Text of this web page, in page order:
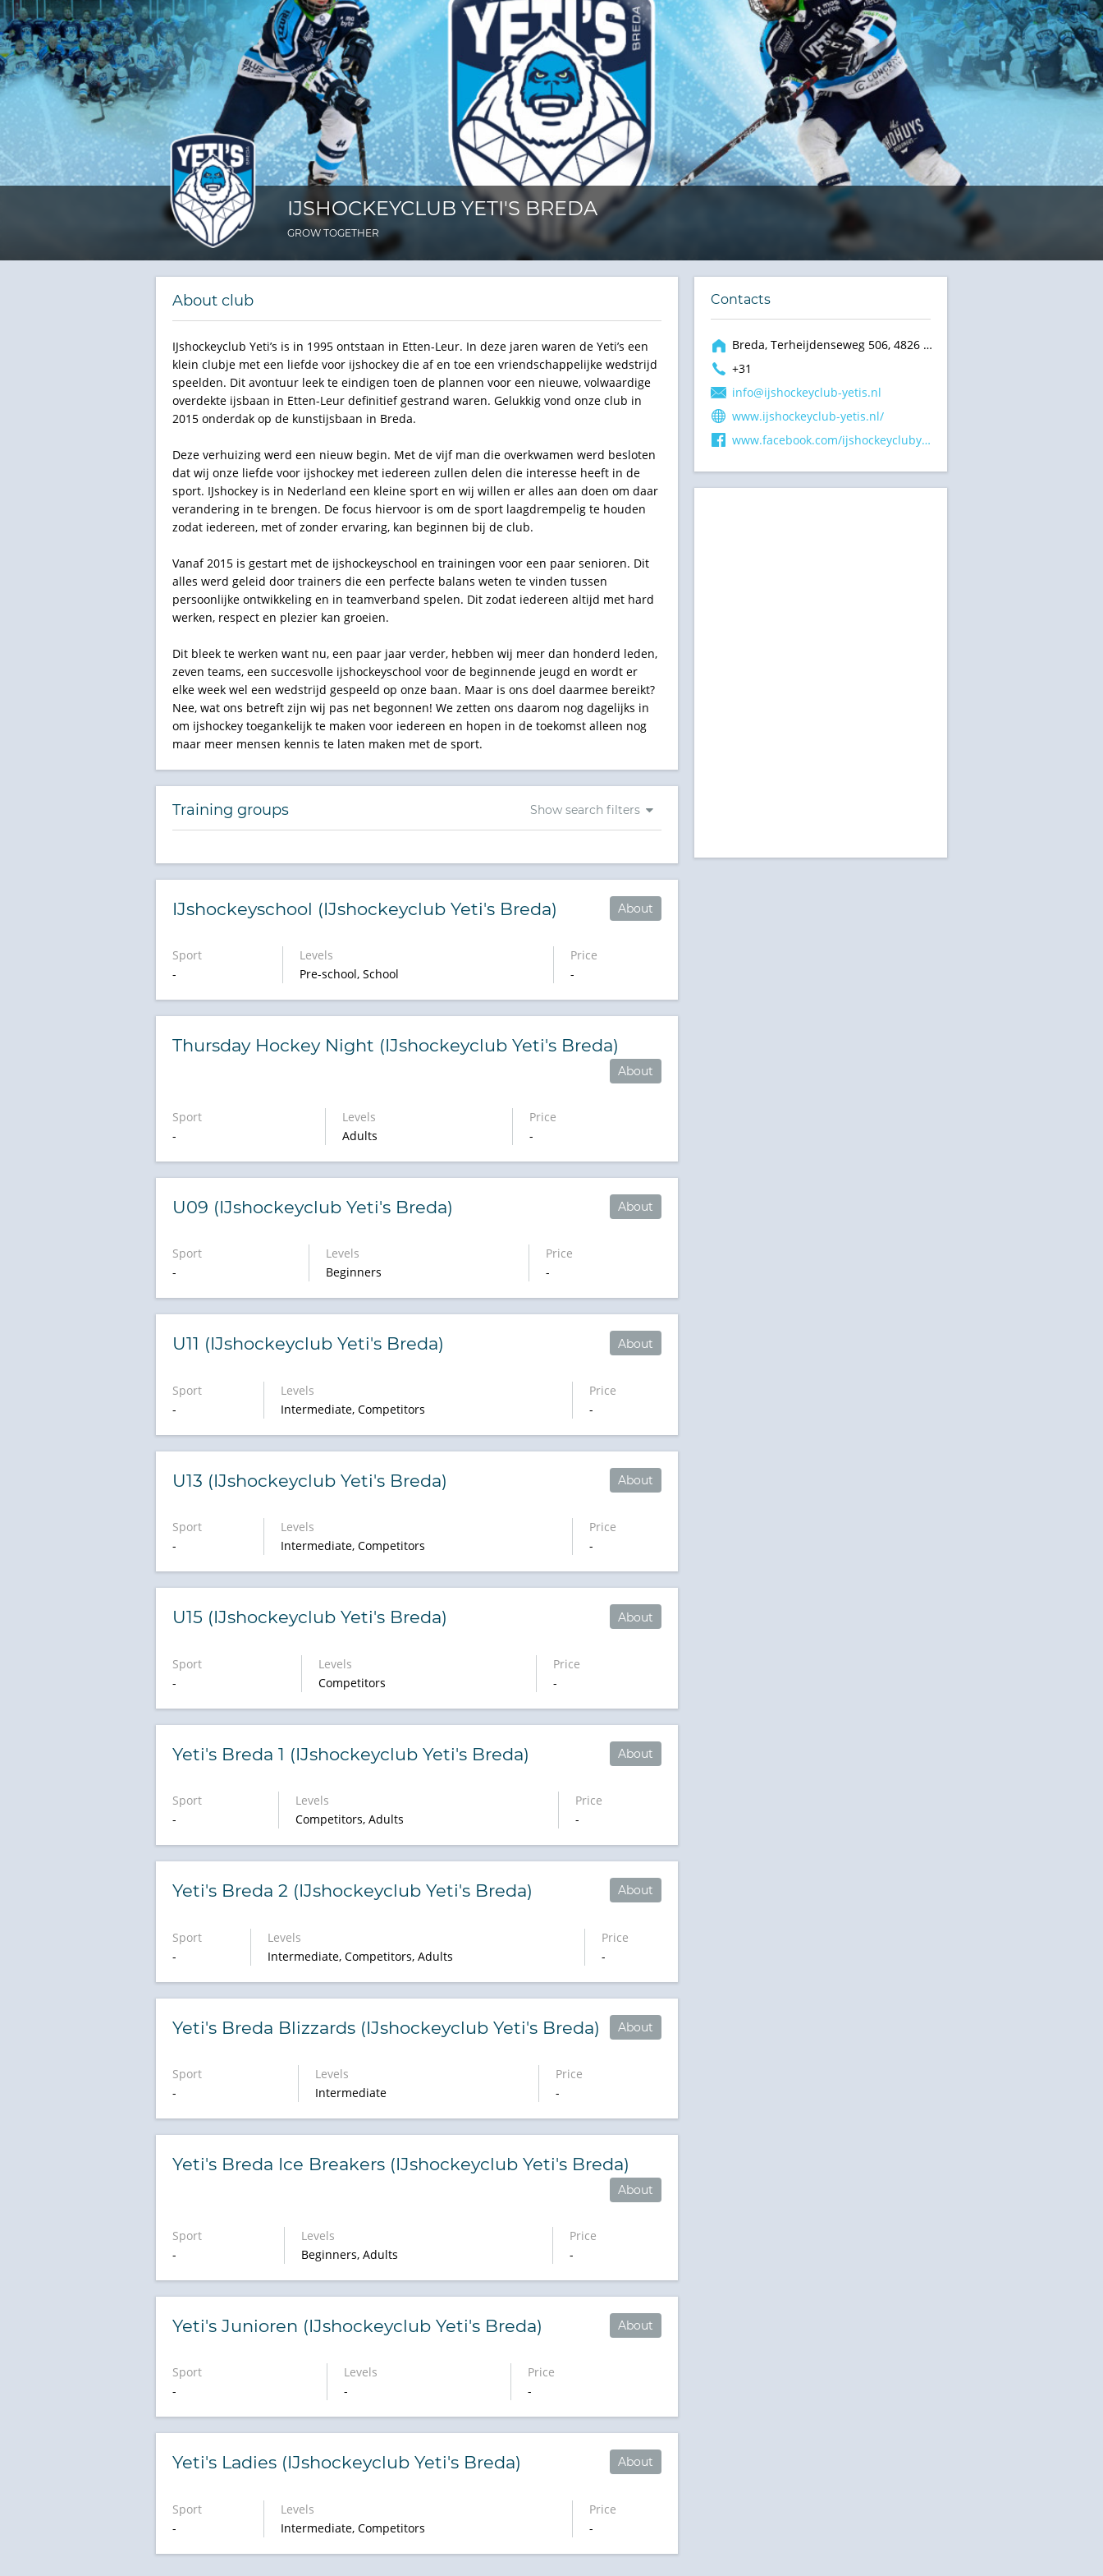
IJSHOCKEYCLUB YETI'S BREDA
GROW TOGETHER
About club
IJshockeyclub Yeti’s is in 1995 ontstaan in Etten-Leur. In deze jaren waren de Yeti’s een
klein clubje met een liefde voor ijshockey die af en toe een vriendschappelijke wedstrijd
speelden. Dit avontuur leek te eindigen toen de plannen voor een nieuwe, volwaardige
overdekte ijsbaan in Etten-Leur definitief gestrand waren. Gelukkig vond onze club in
2015 onderdak op de kunstijsbaan in Breda.
Deze verhuizing werd een nieuw begin. Met de vijf man die overkwamen werd besloten
dat wij onze liefde voor ijshockey met iedereen zullen delen die interesse heeft in de
sport. IJshockey is in Nederland een kleine sport en wij willen er alles aan doen om daar
verandering in te brengen. De focus hiervoor is om de sport laagdrempelig te houden
zodat iedereen, met of zonder ervaring, kan beginnen bij de club.
Vanaf 2015 is gestart met de ijshockeyschool en trainingen voor een paar senioren. Dit
alles werd geleid door trainers die een perfecte balans weten te vinden tussen
persoonlijke ontwikkeling en in teamverband spelen. Dit zodat iedereen altijd met hard
werken, respect en plezier kan groeien.
Dit bleek te werken want nu, een paar jaar verder, hebben wij meer dan honderd leden,
zeven teams, een succesvolle ijshockeyschool voor de beginnende jeugd en wordt er
elke week wel een wedstrijd gespeeld op onze baan. Maar is ons doel daarmee bereikt?
Nee, wat ons betreft zijn wij pas net begonnen! We zetten ons daarom nog dagelijks in
om ijshockey toegankelijk te maken voor iedereen en hopen in de toekomst alleen nog
maar meer mensen kennis te laten maken met de sport.
Show search filters
Training groups
IJshockeyschool (IJshockeyclub Yeti's Breda) About
Sport
-
Levels
Pre-school, School
Price
-
Thursday Hockey Night (IJshockeyclub Yeti's Breda)
About
Sport
-
Levels
Adults
Price
-
U09 (IJshockeyclub Yeti's Breda) About
Sport
-
Levels
Beginners
Price
-
U11 (IJshockeyclub Yeti's Breda) About
Sport
-
Levels
Intermediate, Competitors
Price
-
U13 (IJshockeyclub Yeti's Breda) About
Sport
-
Levels
Intermediate, Competitors
Price
-
U15 (IJshockeyclub Yeti's Breda) About
Sport
-
Levels
Competitors
Price
-
Yeti's Breda 1 (IJshockeyclub Yeti's Breda) About
Sport
-
Levels
Competitors, Adults
Price
-
Yeti's Breda 2 (IJshockeyclub Yeti's Breda) About
Sport
-
Levels
Intermediate, Competitors, Adults
Price
-
Yeti's Breda Blizzards (IJshockeyclub Yeti's Breda) About
Sport
-
Levels
Intermediate
Price
-
Yeti's Breda Ice Breakers (IJshockeyclub Yeti's Breda)
About
Sport
-
Levels
Beginners, Adults
Price
-
Yeti's Junioren (IJshockeyclub Yeti's Breda) About
Sport
-
Levels
-
Price
-
Yeti's Ladies (IJshockeyclub Yeti's Breda) About
Sport
-
Levels
Intermediate, Competitors
Price
-
Contacts
Breda, Terheijdenseweg 506, 4826 AB
+31
info@ijshockeyclub-yetis.nl
www.ijshockeyclub-yetis.nl/
www.facebook.com/ijshockeyclubyetisbreda